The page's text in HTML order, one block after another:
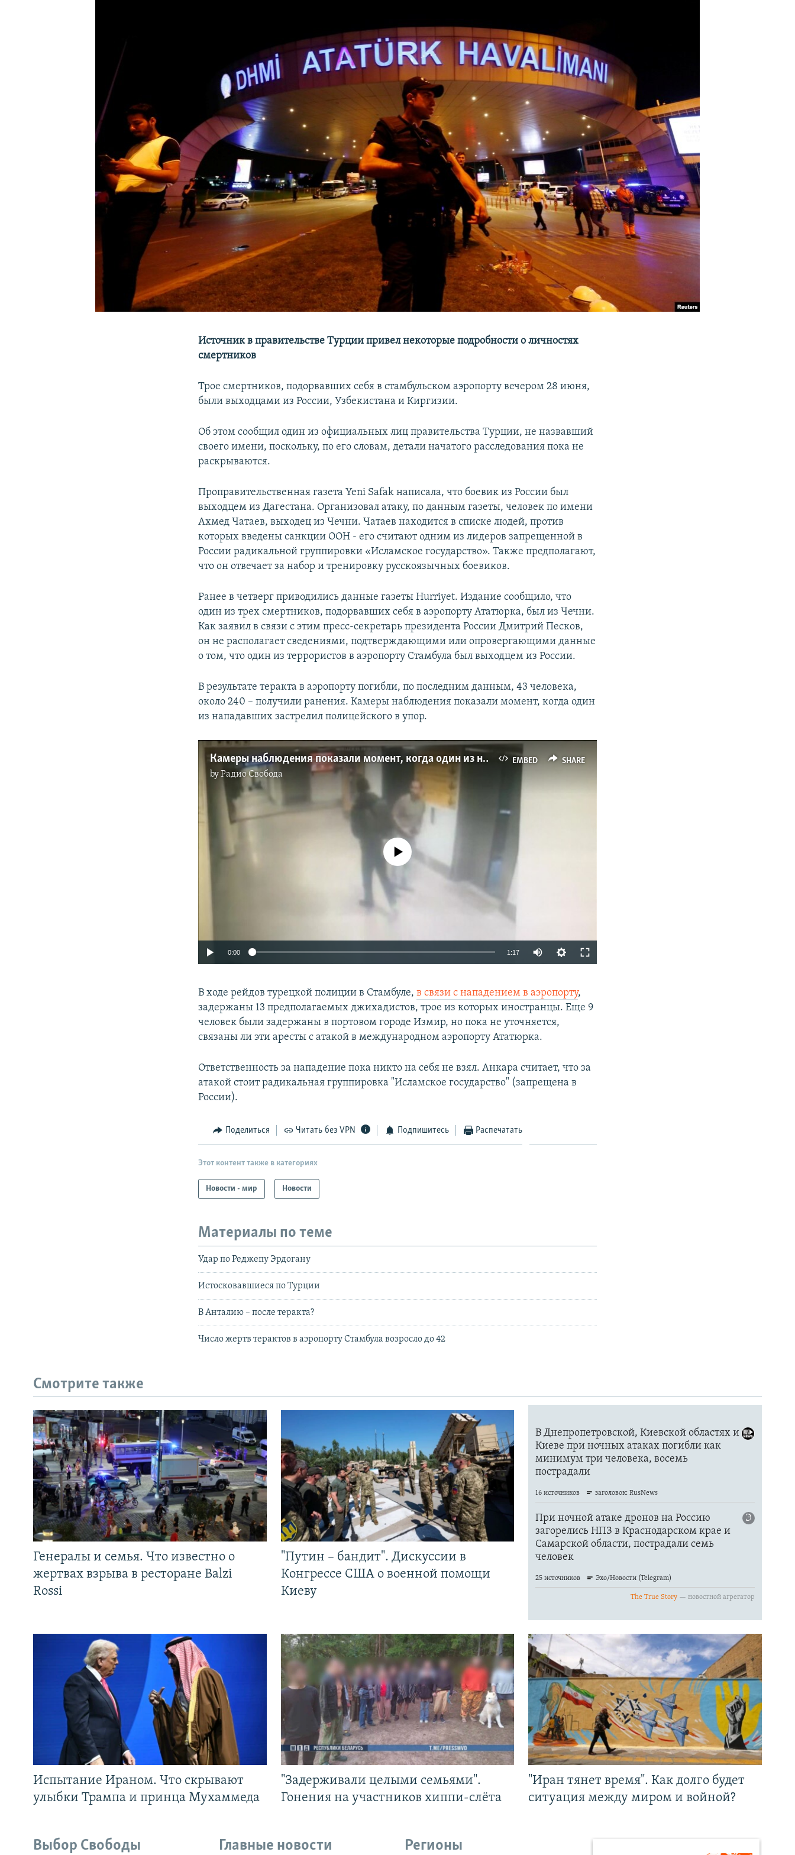
Источник в правительстве Турции привел некоторые подробности о личностях
смертников
Трое смертников, подорвавших себя в стамбульском аэропорту вечером 28 июня,
были выходцами из России, Узбекистана и Киргизии.
Об этом сообщил один из официальных лиц правительства Турции, не назвавший
своего имени, поскольку, по его словам, детали начатого расследования пока не
раскрываются.
Проправительственная газета Yeni Safak написала, что боевик из России был
выходцем из Дагестана. Организовал атаку, по данным газеты, человек по имени
Ахмед Чатаев, выходец из Чечни. Чатаев находится в списке людей, против
которых введены санкции ООН - его считают одним из лидеров запрещенной в
России радикальной группировки «Исламское государство». Также предполагают,
что он отвечает за набор и тренировку русскоязычных боевиков.
Ранее в четверг приводились данные газеты Hurriyet. Издание сообщило, что
один из трех смертников, подорвавших себя в аэропорту Ататюрка, был из Чечни.
Как заявил в связи с этим пресс-секретарь президента России Дмитрий Песков,
он не располагает сведениями, подтверждающими или опровергающими данные
о том, что один из террористов в аэропорту Стамбула был выходцем из России.
В результате теракта в аэропорту погибли, по последним данным, 43 человека,
около 240 – получили ранения. Камеры наблюдения показали момент, когда один
из нападавших застрелил полицейского в упор.
EMBED SHARE
Камеры наблюдения показали момент, когда один из нападавших в аэропорту Стамбула застреливает полицейского в упор
byРадио Свобода
No media source currently available
0:00 1:17
В ходе рейдов турецкой полиции в Стамбуле,в связи с нападением в аэропорту,
задержаны 13 предполагаемых джихадистов, трое из которых иностранцы. Еще 9
человек были задержаны в портовом городе Измир, но пока не уточняется,
связаны ли эти аресты с атакой в международном аэропорту Ататюрка.
Ответственность за нападение пока никто на себя не взял. Анкара считает, что за
атакой стоит радикальная группировка "Исламское государство" (запрещена в
России).
Поделиться Читать без VPN Подпишитесь Распечатать
Этот контент также в категориях
Новости - мир Новости
Материалы по теме
Удар по Реджепу Эрдогану
Истосковавшиеся по Турции
В Анталию – после теракта?
Число жертв терактов в аэропорту Стамбула возросло до 42
Смотрите также
Генералы и семья. Что известно о
жертвах взрыва в ресторане Balzi
Rossi
"Путин – бандит". Дискуссии в
Конгрессе США о военной помощи
Киеву
Испытание Ираном. Что скрывают
улыбки Трампа и принца Мухаммеда
"Задерживали целыми семьями".
Гонения на участников хиппи-слёта
"Иран тянет время". Как долго будет
ситуация между миром и войной?
Выбор Свободы Главные новости Регионы